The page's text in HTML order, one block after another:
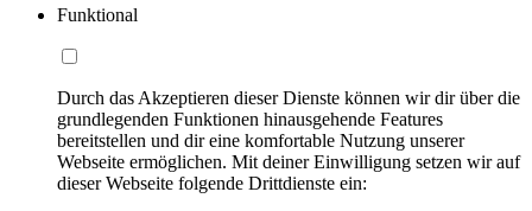
Funktional
Durch das Akzeptieren dieser Dienste können wir dir über die
grundlegenden Funktionen hinausgehende Features
bereitstellen und dir eine komfortable Nutzung unserer
Webseite ermöglichen. Mit deiner Einwilligung setzen wir auf
dieser Webseite folgende Drittdienste ein: